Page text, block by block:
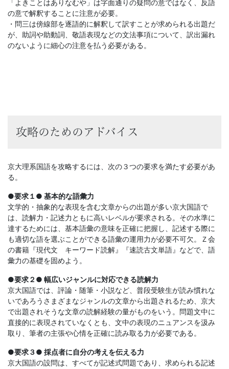
「よきことはありなむや」は字面通りの疑問の意ではなく、反語
の意で解釈することに注意が必要。
・問三は傍線部を逐語的に解釈して訳すことが求められる出題だ
が、助詞や助動詞、敬語表現などの文法事項について、訳出漏れ
のないように細心の注意を払う必要がある。
攻略のためのアドバイス
京大理系国語を攻略するには、次の３つの要求を満たす必要があ
る。
●要求１● 基本的な語彙力
文学的・抽象的な表現を含む文章からの出題が多い京大国語で
は、読解力・記述力ともに高いレベルが要求される。その水準に
達するためには、基本語彙の意味を正確に把握し、記述する際に
も適切な語を選ぶことができる語彙の運用力が必要不可欠。Ｚ会
の書籍『現代文 キーワード読解』『速読古文単語』などで、語
彙力の基礎を固めよう。
●要求２● 幅広いジャンルに対応できる読解力
京大国語では、評論・随筆・小説など、普段受験生が読み慣れな
いであろうさまざまなジャンルの文章から出題されるため、京大
で出題されそうな文章の読解経験の量がものをいう。問題文中に
直接的に表現されていなくとも、文中の表現のニュアンスを汲み
取り、筆者の主張や心情を正確に読み取る力が必要である。
●要求３● 採点者に自分の考えを伝える力
京大国語の設問は、すべてが記述式問題であり、求められる記述